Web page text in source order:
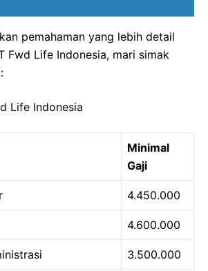
pemahaman yang lebih detail
Fwd Life Indonesia, mari simak
Life Indonesia
Minimal
Gaji
4.450.000
4.600.000
3.500.000